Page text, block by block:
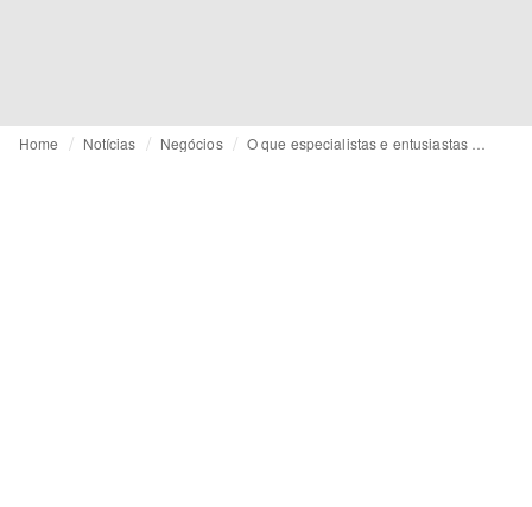
Home Notícias Negócios